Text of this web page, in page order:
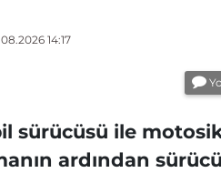
14:17
sürücüsü ile
ardından